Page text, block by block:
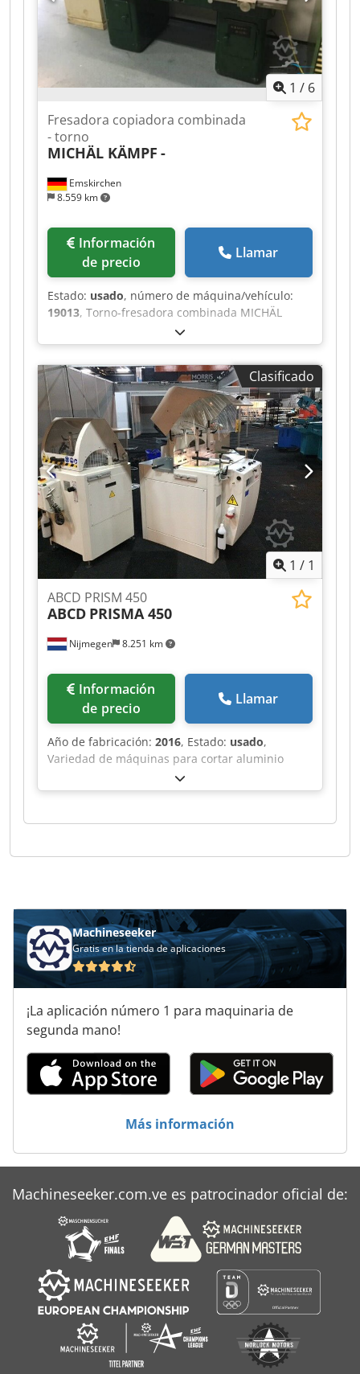
1 / 6
Emskirchen
8.559 km
Fresadora copiadora combinada
- torno
MICHÄL KÄMPF -
de precio
Llamar
Estado: usado, número de máquina/vehículo:
19013, Torno-fresadora combinada MICHÄL
KÄMPF Inspección en línea mediante
videoconferencia a través de Skype Nos
complacería mucho recibir su visita; tenemos
más máquinas en stock. Disponible de
inmediato y se puede inspeccionar. Dwjdpfx Aeh
Axryjk Uoa En stock en Emskirchen/Núremberg;
se puede probar.
Clasificado
1 / 1
Nijmegen 8.251 km
ABCD PRISM 450
ABCD PRISMA 450
de precio
Llamar
Año de fabricación: 2016, Estado: usado,
Variedad de máquinas para cortar aluminio
disponibles en stock. Dodpfjf Rihvox Ak Ujwa
Machineseeker
Gratis en la tienda de aplicaciones
¡La aplicación número 1 para maquinaria de
segunda mano!
Más información
Machineseeker.com.ve es patrocinador oficial de: